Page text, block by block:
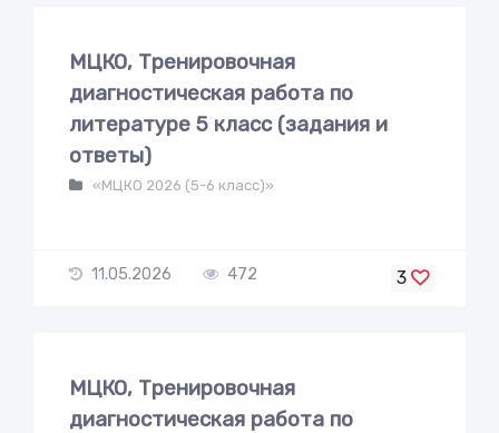
МЦКО, Тренировочная
диагностическая работа по
литературе 5 класс (задания и
ответы)
«МЦКО 2026 (5-6 класс)»
11.05.2026 472 3
МЦКО, Тренировочная
диагностическая работа по